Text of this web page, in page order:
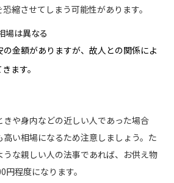
縮させてしまう可能性があります。
場は異なる
金額がありますが、故人との関係によ
ます。
や身内などの近しい人であった場合
い相場になるため注意しましょう。た
うな親しい人の法事であれば、お供え物
程度になります。